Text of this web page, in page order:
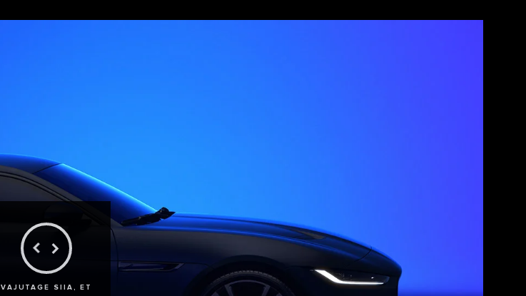
VAJUTAGE SIIA, ET